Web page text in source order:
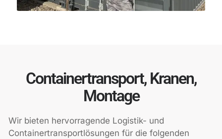
Containertransport, Kranen,
Montage
Wir bieten hervorragende Logistik- und
Containertransportlösungen für die folgenden